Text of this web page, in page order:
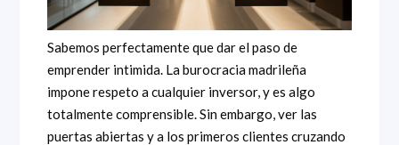
Sabemos perfectamente que dar el paso de
emprender intimida. La burocracia madrileña
impone respeto a cualquier inversor, y es algo
totalmente comprensible. Sin embargo, ver las
puertas abiertas y a los primeros clientes cruzando